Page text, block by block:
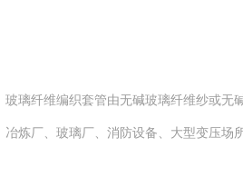
玻璃纤维编织套管由无碱玻璃纤维纱或无
冶炼厂、玻璃厂、消防设备、大型变压场